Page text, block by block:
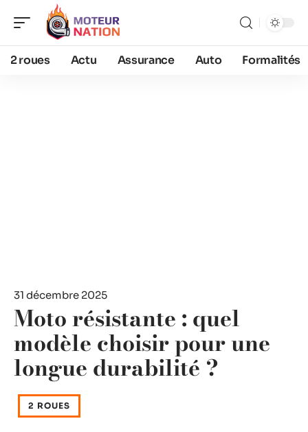
2 roues Actu Assurance Auto Formalités
31 décembre 2025
Moto résistante : quel
modèle choisir pour une
longue durabilité ?
2 ROUES